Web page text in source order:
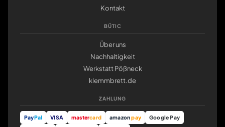
Kontakt
BÜTIC
Über uns
Nachhaltigkeit
Werkstatt Pößneck
klemmbrett.de
ZAHLUNG
PayPal VISA mastercard amazonpay Google Pay